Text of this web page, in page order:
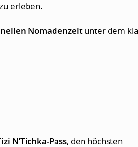
erleben.
Nomadenzelt unter dem
N’Tichka-Pass, den höchsten